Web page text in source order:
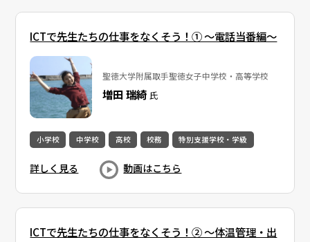
ICTで先生たちの仕事をなくそう！① 〜電話当番編〜
聖徳大学附属取手聖徳女子中学校・高等学校
増田 瑞綺 氏
小学校 中学校 高校 校務 特別支援学校・学級
詳しく見る 動画はこちら
ICTで先生たちの仕事をなくそう！② 〜体温管理・出